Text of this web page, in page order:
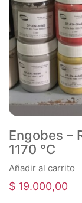
Engobes –
1170 °C
Añadir al carrito
$ 19.000,00